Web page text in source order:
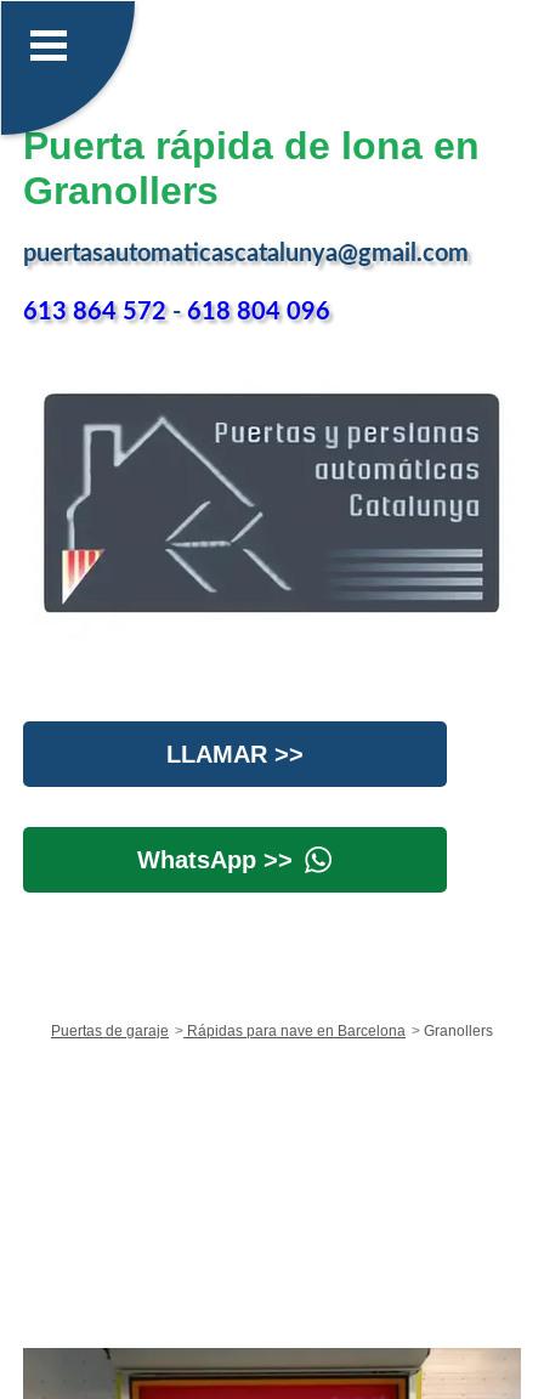
Puerta rápida de lona en
Granollers
puertasautomaticascatalunya@gmail.com
613 864 572-618 804 096
LLAMAR >>
WhatsApp >>
Puertas de garaje Rápidas para nave en Barcelona Granollers